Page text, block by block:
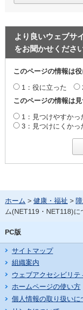
より良いウェブサ
をお聞かせくださ
このページの情報は
1：役に立った
このページの情報は
1：見つけやすかっ
3：見つけにくかっ
ホーム > 健康・福祉 >
ム(NET119・NET118)に
PC版
サイトマップ
組織案内
ウェブアクセシビリテ
ホームページの使い方
個人情報の取り扱いに